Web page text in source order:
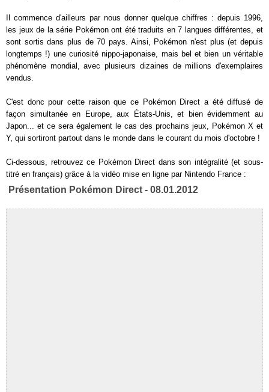
Il commence d'ailleurs par nous donner quelque chiffres : depuis 1996,
les jeux de la série Pokémon ont été traduits en 7 langues différentes, et
sont sortis dans plus de 70 pays. Ainsi, Pokémon n'est plus (et depuis
longtemps !) une curiosité nippo-japonaise, mais bel et bien un véritable
phénomène mondial, avec plusieurs dizaines de millions d'exemplaires
vendus.
C'est donc pour cette raison que ce Pokémon Direct a été diffusé de
façon simultanée en Europe, aux États-Unis, et bien évidemment au
Japon... et ce sera également le cas des prochains jeux, Pokémon X et
Y, qui sortiront partout dans le monde dans le courant du mois d'octobre !
Ci-dessous, retrouvez ce Pokémon Direct dans son intégralité (et sous-
titré en français) grâce à la vidéo mise en ligne par Nintendo France :
Présentation Pokémon Direct - 08.01.2012